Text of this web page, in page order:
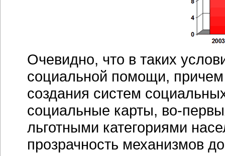
Очевидно, что в таких
социальной помощи,
создания систем
социальные карты, во-
льготными категориями
прозрачность механизмов